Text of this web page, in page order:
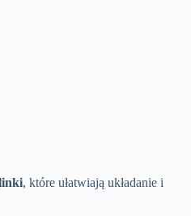
, które ułatwiają układanie i